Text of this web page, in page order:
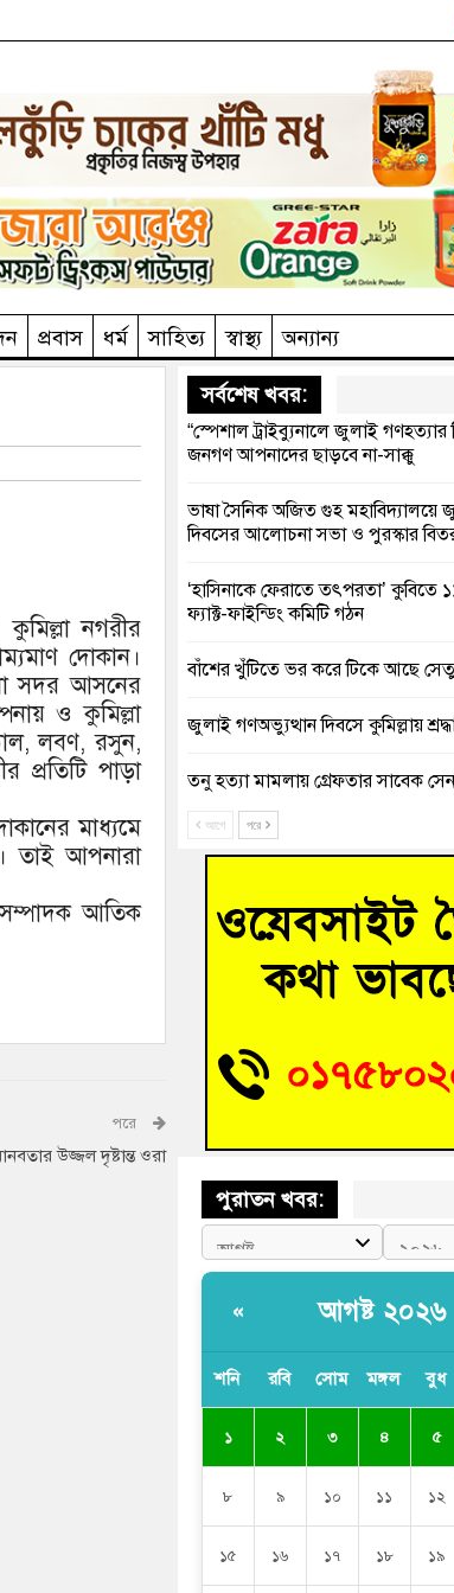
প্রবাস ধর্ম সাহিত‌্য স্বাস্থ্য
অন্যান্য
নগরীর
দোকান।
সদর আসনের
ও কুমিল্লা
লবণ, রসুন,
প্রতিটি পাড়া
মাধ্যমে
তাই আপনারা
সম্পাদক আতিক
পরে
উজ্জল দৃষ্টান্ত ওরা
সর্বশেষ খবর:
“স্পেশাল ট্রাইব্যুনালে জুলাই গণহত্যার
জনগণ আপনাদের ছাড়বে না-সাক্কু
ভাষা সৈনিক অজিত গুহ মহাবিদ্যালয়ে
দিবসের আলোচনা সভা ও পুরস্কার
‘হাসিনাকে ফেরাতে তৎপরতা’ কুবিতে
ফ্যাক্ট-ফাইন্ডিং কমিটি গঠন
বাঁশের খুঁটিতে ভর করে টিকে আছে সেতু
জুলাই গণঅভ্যুত্থান দিবসে কুমিল্লায়
তনু হত্যা মামলায় গ্রেফতার সাবেক
রহমান হাইকোর্টের জামিনে মুক্ত
আহত শিক্ষার্থীদের দেখতে গিয়ে
হোমনায় বিধবা নারীর জমি দখল ও
উদ্যোগ; ৯ সদস্যের কমিটি গঠন
বুড়িচংয়ে জুলাই গণঅভ্যুত্থান দিবস
আগে পরে
পুরাতন খবর:
« আগষ্ট ২০২৬
শনি রবি সোম মঙ্গল বুধ
১ ২ ৩ ৪ ৫
৮ ৯ ১০ ১১ ১২
১৫ ১৬ ১৭ ১৮ ১৯